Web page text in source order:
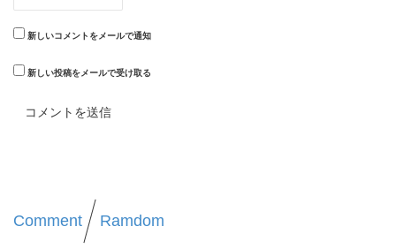
新しいコメントをメールで通知
新しい投稿をメールで受け取る
Comment Ramdom